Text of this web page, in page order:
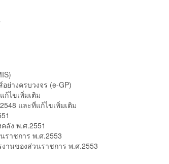
ย่างครบวงจร (e-GP)
ไขเพิ่มเติม
และที่แก้ไขเพิ่มเติม
ลัง พ.ศ.2551
ราชการ พ.ศ.2553
านของส่วนราชการ พ.ศ.2553